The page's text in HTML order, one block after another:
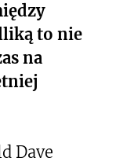
to nie
na
Dave